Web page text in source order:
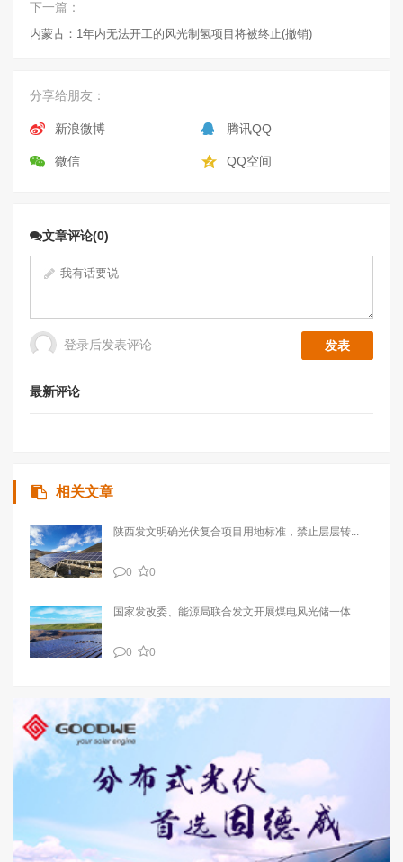
下一篇：
内蒙古：1年内无法开工的风光制氢项目将被终止(撤销)
分享给朋友：
新浪微博 腾讯QQ
微信 QQ空间
文章评论(0)
登录后发表评论
最新评论
相关文章
陕西发文明确光伏复合项目用地标准，禁止层层转...
0 0
国家发改委、能源局联合发文开展煤电风光储一体...
0 0